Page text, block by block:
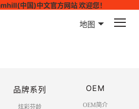
中国)中文官方网站 欢迎您！
地图
品牌系列
炫彩芬龄
OEM
OEM简介